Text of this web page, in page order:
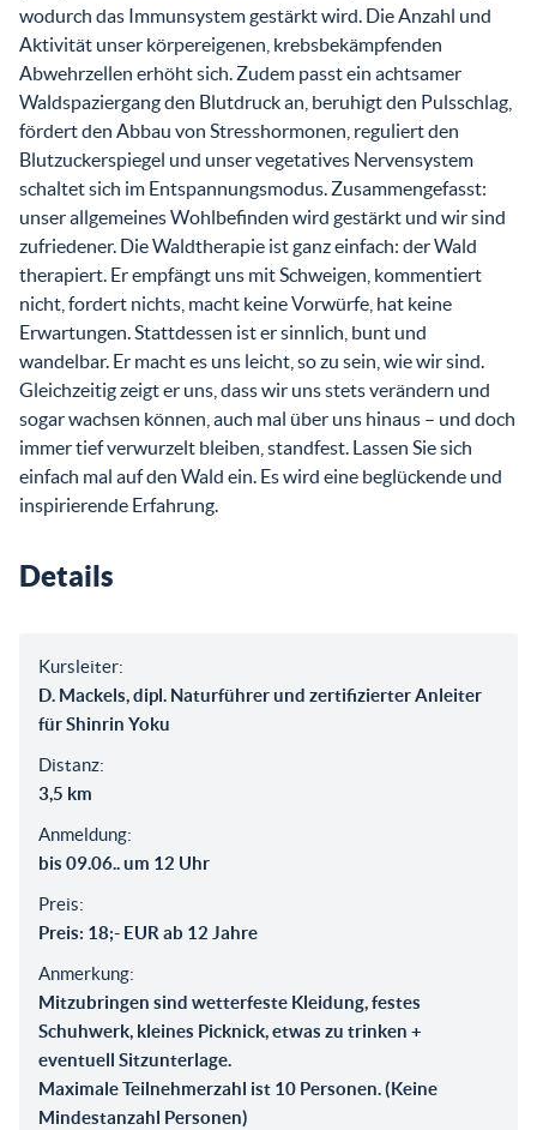
wodurch das Immunsystem gestärkt wird. Die Anzahl und
Aktivität unser körpereigenen, krebsbekämpfenden
Abwehrzellen erhöht sich. Zudem passt ein achtsamer
Waldspaziergang den Blutdruck an, beruhigt den Pulsschlag,
fördert den Abbau von Stresshormonen, reguliert den
Blutzuckerspiegel und unser vegetatives Nervensystem
schaltet sich im Entspannungsmodus. Zusammengefasst:
unser allgemeines Wohlbefinden wird gestärkt und wir sind
zufriedener. Die Waldtherapie ist ganz einfach: der Wald
therapiert. Er empfängt uns mit Schweigen, kommentiert
nicht, fordert nichts, macht keine Vorwürfe, hat keine
Erwartungen. Stattdessen ist er sinnlich, bunt und
wandelbar. Er macht es uns leicht, so zu sein, wie wir sind.
Gleichzeitig zeigt er uns, dass wir uns stets verändern und
sogar wachsen können, auch mal über uns hinaus – und doch
immer tief verwurzelt bleiben, standfest. Lassen Sie sich
einfach mal auf den Wald ein. Es wird eine beglückende und
inspirierende Erfahrung.
Details
Kursleiter:
D. Mackels, dipl. Naturführer und zertifizierter Anleiter
für Shinrin Yoku
Distanz:
3,5 km
Anmeldung:
bis 09.06.. um 12 Uhr
Preis:
Preis: 18;- EUR ab 12 Jahre
Anmerkung:
Mitzubringen sind wetterfeste Kleidung, festes
Schuhwerk, kleines Picknick, etwas zu trinken +
eventuell Sitzunterlage.
Maximale Teilnehmerzahl ist 10 Personen. (Keine
Mindestanzahl Personen)